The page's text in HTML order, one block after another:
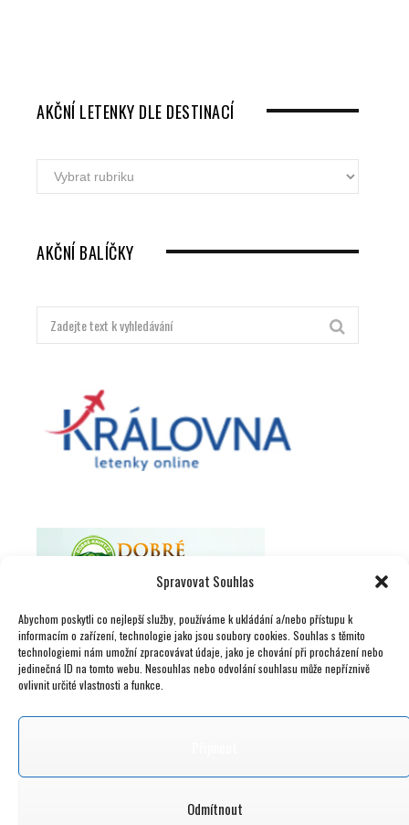
Spravovat Souhlas
Abychom poskytli co nejlepší služby, používáme k ukládání a/nebo přístupu k
informacím o zařízení, technologie jako jsou soubory cookies. Souhlas s těmito
technologiemi nám umožní zpracovávat údaje, jako je chování při procházení nebo
jedinečná ID na tomto webu. Nesouhlas nebo odvolání souhlasu může nepříznivě
ovlivnit určité vlastnosti a funkce.
Odmítnout
AKČNÍ LETENKY DLE DESTINACÍ
Akční
letenky
destinací
AKČNÍ BALÍČKY
Hledat: